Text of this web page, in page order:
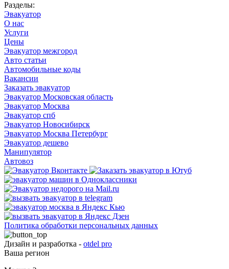
Разделы:
Эвакуатор
О нас
Услуги
Цены
Эвакуатор межгород
Авто статьи
Автомобильные коды
Вакансии
Заказать эвакуатор
Эвакуатор Московская область
Эвакуатор Москва
Эвакуатор спб
Эвакуатор Новосибирск
Эвакуатор Москва Петербург
Эвакуатор дешево
Манипулятор
Автовоз
Политика обработки персональных данных
Дизайн и разработка - otdel pro
Ваша регион